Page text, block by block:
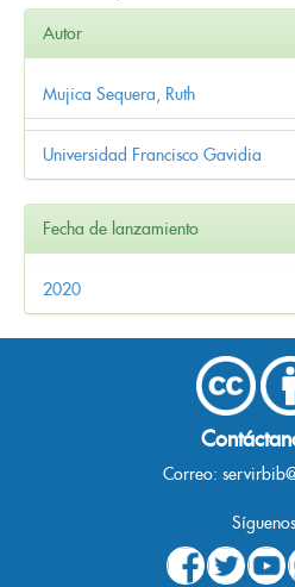
Autor
Mujica Sequera, Ruth
Universidad Francisco Gavidia
Fecha de lanzamiento
2020
Correo: